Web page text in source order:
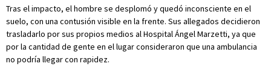
Tras el impacto, el hombre se desplomó y quedó inconsciente en el
suelo, con una contusión visible en la frente. Sus allegados decidieron
trasladarlo por sus propios medios al Hospital Ángel Marzetti, ya que
por la cantidad de gente en el lugar consideraron que una ambulancia
no podría llegar con rapidez.